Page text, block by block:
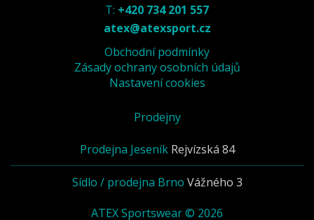
T: +420 734 201 557
atex@atexsport.cz
Obchodní podmínky
Zásady ochrany osobních údajů
Nastavení cookies
Prodejny
Prodejna Jeseník Rejvízská 84
Sídlo / prodejna Brno Vážného 3
ATEX Sportswear © 2026